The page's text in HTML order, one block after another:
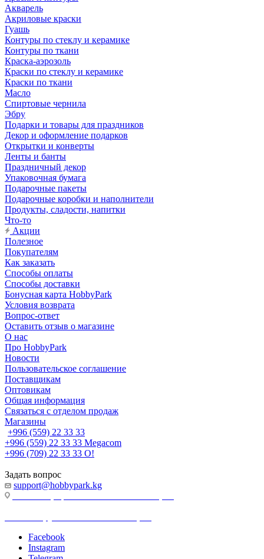
Акварель
Акриловые краски
Гуашь
Контуры по стеклу и керамике
Контуры по ткани
Краска-аэрозоль
Краски по стеклу и керамике
Краски по ткани
Масло
Спиртовые чернила
Эбру
Подарки и товары для праздников
Декор и оформление подарков
Открытки и конверты
Ленты и банты
Праздничный декор
Упаковочная бумага
Подарочные пакеты
Подарочные коробки и наполнители
Продукты, сладости, напитки
Что-то
Акции
Полезное
Покупателям
Как заказать
Способы оплаты
Способы доставки
Бонусная карта HobbyPark
Условия возврата
Вопрос-ответ
Оставить отзыв о магазине
О нас
Про HobbyPark
Новости
Пользовательское соглашение
Поставщикам
Оптовикам
Общая информация
Связаться с отделом продаж
Магазины
+996 (559) 22 33 33
+996 (559) 22 33 33 Megacom
+996 (709) 22 33 33 O!
Задать вопрос
support@hobbypark.kg
Facebook
Instagram